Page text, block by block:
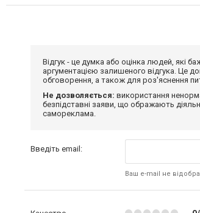
Відгук - це думка або оцінка людей, які
аргументацією залишеного відгука. Це
обговорення, а також для роз'яснення
Не дозволяється: використання
безпідставні заяви, що ображають
самореклама.
Введіть email:
Ваш e-mail не